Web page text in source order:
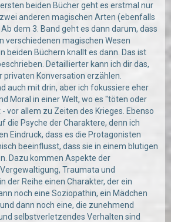
beiden Bücher geht es erstmal nur
anderen magischen Arten (ebenfalls
dem 3. Band geht es dann darum, dass
verschiedenen magischen Wesen
beiden Büchern knallt es dann. Das ist
Detaillierter kann ich dir das,
privaten Konversation erzählen.
auch mit drin, aber ich fokussiere eher
Moral in einer Welt, wo es "töten oder
vor allem zu Zeiten des Krieges. Ebenso
die Psyche der Charaktere, denn ich
Eindruck, dass es die Protagonisten
beeinflusst, dass sie in einem blutigen
Dazu kommen Aspekte der
Traumata und
der Reihe einen Charakter, der ein
noch eine Soziopathin, ein Mädchen
dann noch eine, die zunehmend
selbstverletzendes Verhalten sind